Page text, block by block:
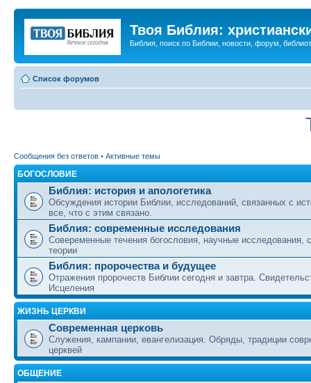
Твоя Библия:
Библия, поиск по Библии, новости, форум,
Список форумов
Сообщения без ответов • Активные темы
БОГОСЛОВИЕ
Библия: история и апологетика
Обсуждения истории Библии, исследований, связанных с
все, что с этим связано.
Библия: современные исследования
Совеременные течения богословия, научные исследования,
теории
Библия: пророчества и будущее
Отражения пророчеств Библии сегодня и завтра.
Исцеления
ЖИЗНЬ ЦЕРКВИ
Современная церковь
Служения, кампании, евангелизация. Обряды, традиции
церквей
ОБЩЕНИЕ